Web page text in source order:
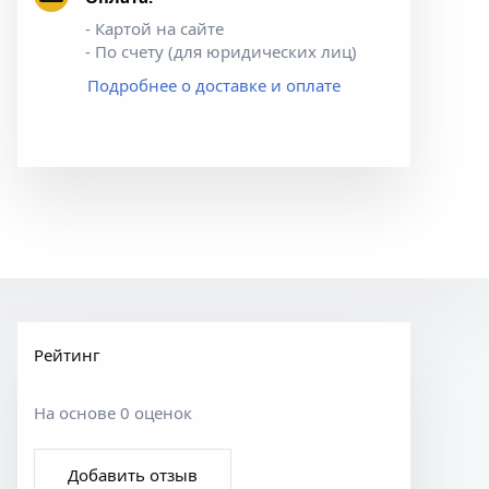
- Картой на сайте
- По счету (для юридических лиц)
Подробнее о доставке и оплате
Рейтинг
На основе 0 оценок
Добавить отзыв